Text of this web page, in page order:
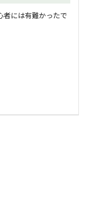
者には有難かったで